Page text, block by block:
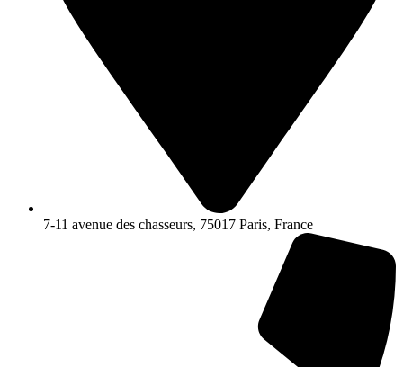
7-11 avenue des chasseurs, 75017 Paris, France